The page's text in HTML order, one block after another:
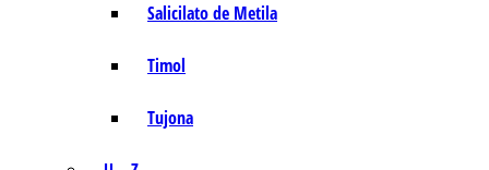
Salicilato de Metila
Timol
Tujona